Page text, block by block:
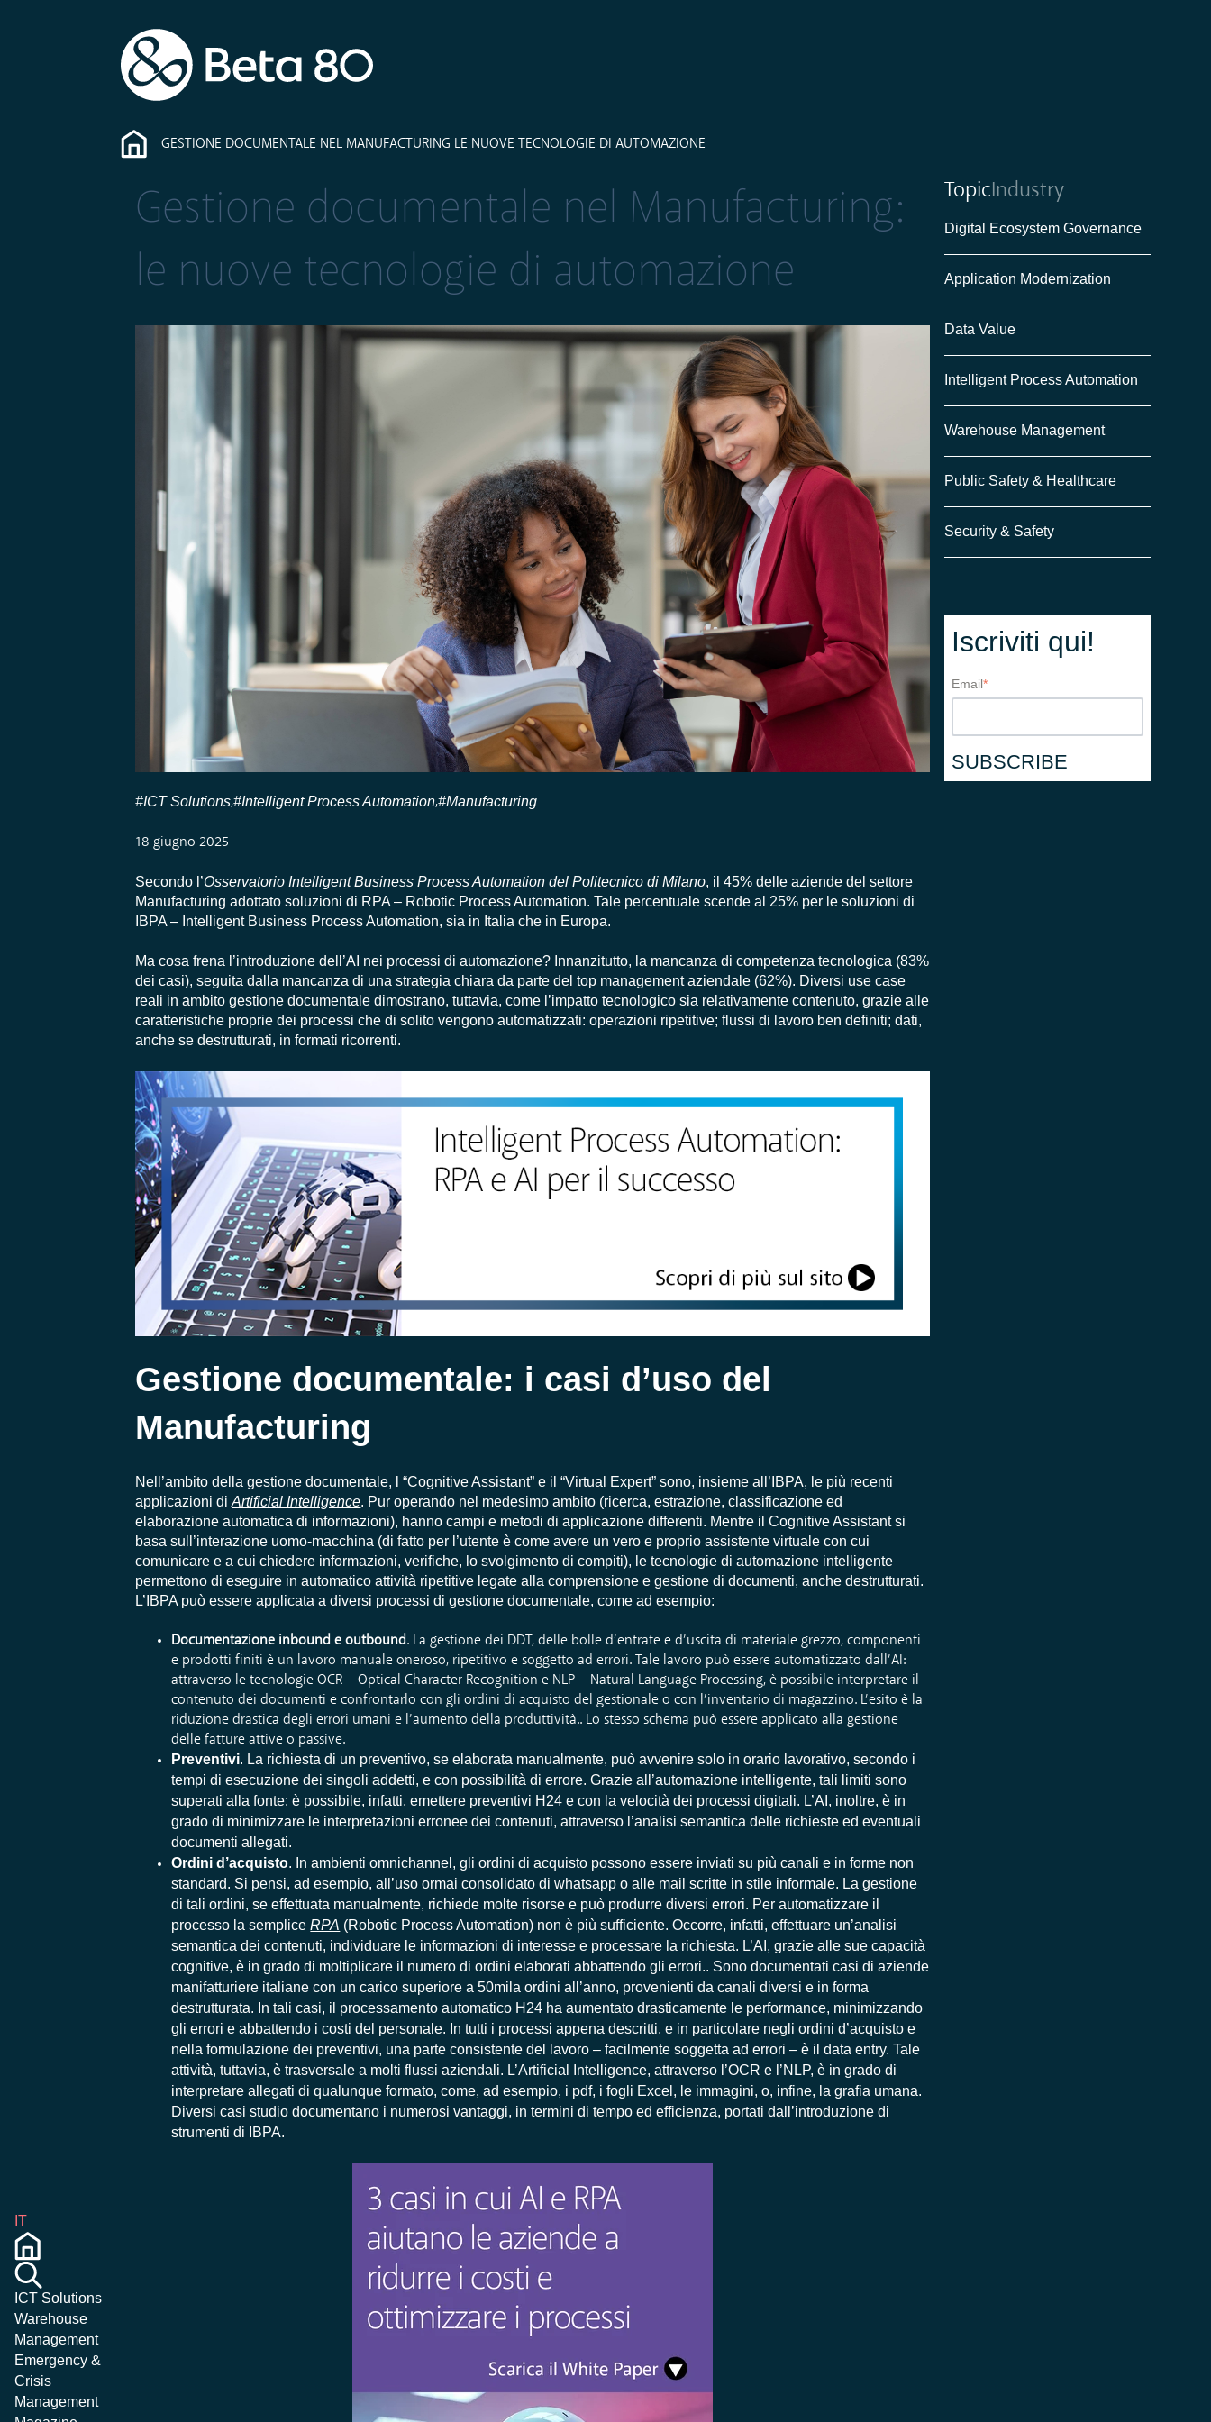
GESTIONE DOCUMENTALE NEL MANUFACTURING LE NUOVE TECNOLOGIE DI AUTOMAZIONE
IT
ICT Solutions
Warehouse
Management
Emergency &
Crisis
Management
Gestione documentale nel Manufacturing:
le nuove tecnologie di automazione
#ICT Solutions,#Intelligent Process Automation,#Manufacturing
18 giugno 2025
Secondo l’Osservatorio Intelligent Business Process Automation del Politecnico di Milano, il 45% delle aziende del settore
Manufacturing adottato soluzioni di RPA – Robotic Process Automation. Tale percentuale scende al 25% per le soluzioni di
IBPA – Intelligent Business Process Automation, sia in Italia che in Europa.
Ma cosa frena l’introduzione dell’AI nei processi di automazione? Innanzitutto, la mancanza di competenza tecnologica (83%
dei casi), seguita dalla mancanza di una strategia chiara da parte del top management aziendale (62%). Diversi use case
reali in ambito gestione documentale dimostrano, tuttavia, come l’impatto tecnologico sia relativamente contenuto, grazie alle
caratteristiche proprie dei processi che di solito vengono automatizzati: operazioni ripetitive; flussi di lavoro ben definiti; dati,
anche se destrutturati, in formati ricorrenti.
Gestione documentale: i casi d’uso del
Manufacturing
Nell’ambito della gestione documentale, l “Cognitive Assistant” e il “Virtual Expert” sono, insieme all’IBPA, le più recenti
applicazioni diArtificial Intelligence. Pur operando nel medesimo ambito (ricerca, estrazione, classificazione ed
elaborazione automatica di informazioni), hanno campi e metodi di applicazione differenti. Mentre il Cognitive Assistant si
basa sull’interazione uomo-macchina (di fatto per l’utente è come avere un vero e proprio assistente virtuale con cui
comunicare e a cui chiedere informazioni, verifiche, lo svolgimento di compiti), le tecnologie di automazione intelligente
permettono di eseguire in automatico attività ripetitive legate alla comprensione e gestione di documenti, anche destrutturati.
L’IBPA può essere applicata a diversi processi di gestione documentale, come ad esempio:
Documentazione inbound e outbound. La gestione dei DDT, delle bolle d’entrate e d’uscita di materiale grezzo, componenti
e prodotti finiti è un lavoro manuale oneroso, ripetitivo e soggetto ad errori. Tale lavoro può essere automatizzato dall’AI:
attraverso le tecnologie OCR – Optical Character Recognition e NLP – Natural Language Processing, è possibile interpretare il
contenuto dei documenti e confrontarlo con gli ordini di acquisto del gestionale o con l’inventario di magazzino. L’esito è la
riduzione drastica degli errori umani e l’aumento della produttività.. Lo stesso schema può essere applicato alla gestione
delle fatture attive o passive.
Preventivi. La richiesta di un preventivo, se elaborata manualmente, può avvenire solo in orario lavorativo, secondo i
tempi di esecuzione dei singoli addetti, e con possibilità di errore. Grazie all’automazione intelligente, tali limiti sono
superati alla fonte: è possibile, infatti, emettere preventivi H24 e con la velocità dei processi digitali. L’AI, inoltre, è in
grado di minimizzare le interpretazioni erronee dei contenuti, attraverso l’analisi semantica delle richieste ed eventuali
documenti allegati.
Ordini d’acquisto. In ambienti omnichannel, gli ordini di acquisto possono essere inviati su più canali e in forme non
standard. Si pensi, ad esempio, all’uso ormai consolidato di whatsapp o alle mail scritte in stile informale. La gestione
di tali ordini, se effettuata manualmente, richiede molte risorse e può produrre diversi errori. Per automatizzare il
processo la sempliceRPA (Robotic Process Automation) non è più sufficiente. Occorre, infatti, effettuare un’analisi
semantica dei contenuti, individuare le informazioni di interesse e processare la richiesta. L’AI, grazie alle sue capacità
cognitive, è in grado di moltiplicare il numero di ordini elaborati abbattendo gli errori.. Sono documentati casi di aziende
manifatturiere italiane con un carico superiore a 50mila ordini all’anno, provenienti da canali diversi e in forma
destrutturata. In tali casi, il processamento automatico H24 ha aumentato drasticamente le performance, minimizzando
gli errori e abbattendo i costi del personale. In tutti i processi appena descritti, e in particolare negli ordini d’acquisto e
nella formulazione dei preventivi, una parte consistente del lavoro – facilmente soggetta ad errori – è il data entry. Tale
attività, tuttavia, è trasversale a molti flussi aziendali. L’Artificial Intelligence, attraverso l’OCR e l’NLP, è in grado di
interpretare allegati di qualunque formato, come, ad esempio, i pdf, i fogli Excel, le immagini, o, infine, la grafia umana.
Diversi casi studio documentano i numerosi vantaggi, in termini di tempo ed efficienza, portati dall’introduzione di
strumenti di IBPA.
TopicIndustry
Digital Ecosystem Governance
Application Modernization
Data Value
Intelligent Process Automation
Warehouse Management
Public Safety & Healthcare
Security & Safety
Iscriviti qui!
Email*